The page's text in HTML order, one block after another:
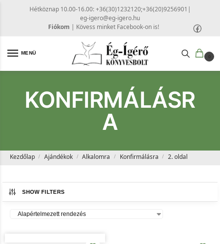
Hétköznap 10.00-16.00: +36(30)1232120;+36(20)9256901 |
eg-igero@eg-igero.hu
Fiókom | Kövess minket Facebook-on is!
MENÜ
0
KONFIRMÁLÁSR
A
Kezdőlap / Ajándékok / Alkalomra / Konfirmálásra / 2. oldal
SHOW FILTERS